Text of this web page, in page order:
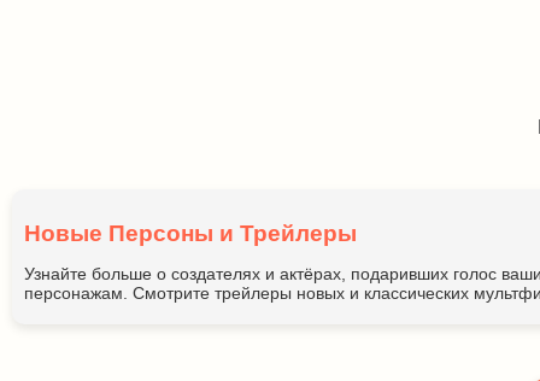
Новые Персоны и Трейлеры
Узнайте больше о создателях и актёрах, подаривших голос
персонажам. Смотрите трейлеры новых и классических